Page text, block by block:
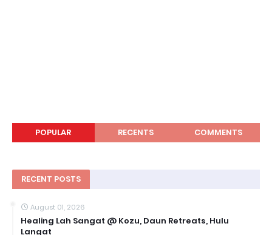
POPULAR RECENTS COMMENTS
RECENT POSTS
August 01, 2026
Healing Lah Sangat @ Kozu, Daun Retreats, Hulu
Langat